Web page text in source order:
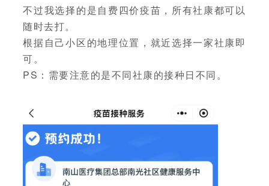
不过我选择的是自费四价疫苗，所有社康都可以
随时去打。
根据自己小区的地理位置，就近选择一家社康即
可。
PS：需要注意的是不同社康的接种日不同。